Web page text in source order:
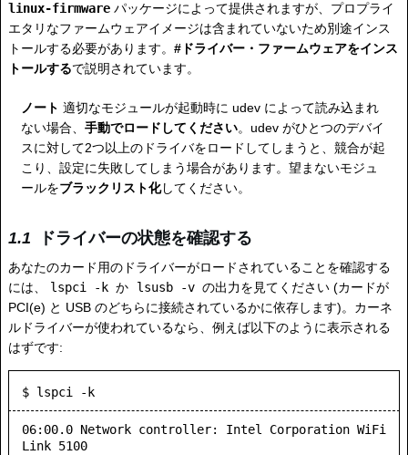
linux-firmware パッケージによって提供されますが、プロプライ
エタリなファームウェアイメージは含まれていないため別途インス
トールする必要があります。 #ドライバー・ファームウェアをインス
トールするで説明されています。
ノート 適切なモジュールが起動時に udev によって読み込まれ
ない場合、 手動でロードしてください。udev がひとつのデバイ
スに対して2つ以上のドライバをロードしてしまうと、競合が起
こり、設定に失敗してしまう場合があります。望まないモジュ
ールをブラックリスト化してください。
ドライバーの状態を確認する
あなたのカード用のドライバーがロードされていることを確認する
には、
lspci -k か lsusb -v の出力を見てください (カードが
PCI(e) と USB のどちらに接続されているかに依存します)。カーネ
ルドライバーが使われているなら、例えば以下のように表示される
はずです:
$ lspci -k
06:00.0 Network controller: Intel Corporation WiFi
Link 5100